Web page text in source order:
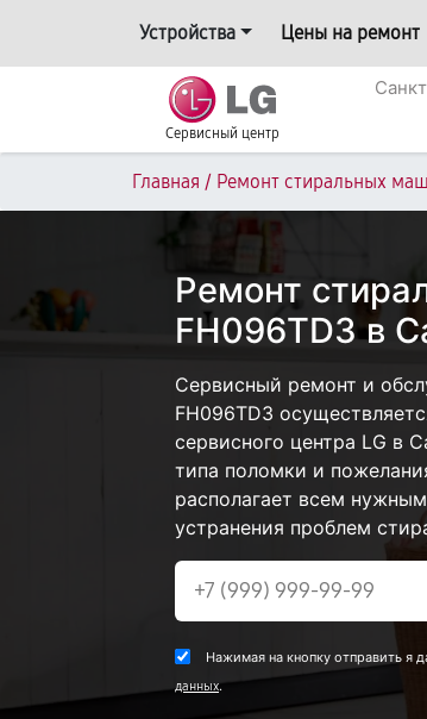
Устройства Цены на ремонт
Сервисный центр
Главная / Ремонт стиральных
Ремонт
FH096TD3 в
Сервисный ремонт и
FH096TD3
сервисного центра LG в
типа поломки и
располагает всем
устранения проблем
Нажимая на кнопку отправить я
данных.